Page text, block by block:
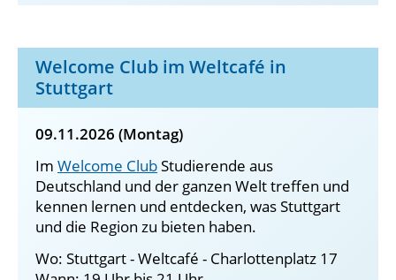
Welcome Club im Weltcafé in
Stuttgart
09.11.2026 (Montag)
Im Welcome ClubStudierende aus
Deutschland und der ganzen Welt treffen und
kennen lernen und entdecken, was Stuttgart
und die Region zu bieten haben.
Wo: Stuttgart - Weltcafé - Charlottenplatz 17